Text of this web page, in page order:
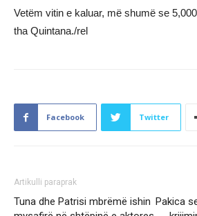
Vetëm vitin e kaluar, më shumë se
tha Quintana./rel
Facebook Twitter
Artikulli paraprak
Tuna dhe Patrisi mbrëmë ishin Pakica